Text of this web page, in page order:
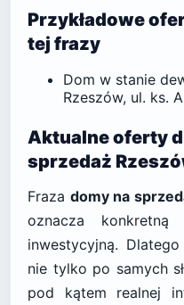
Przykładowe
tej frazy
Dom w stanie
Rzeszów, ul. ks.
Aktualne oferty
sprzedaż
Fraza domy na
oznacza
inwestycyjną.
nie tylko po samych
pod kątem realnej